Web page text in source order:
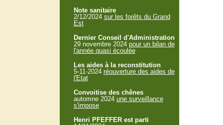
Note sanitaire
2/12/2024 sur les forêts du Grand
Est
Dernier Conseil d'Administration
29 novembre 2024 pour un bilan de
l'année quasi écoulée
Les aides à la reconstitution
5-11-2024 réouverture des aides de
l'Etat
Convoitise des chênes
automne 2024 une surveillance
s'impose
Henri PFEFFER est parti